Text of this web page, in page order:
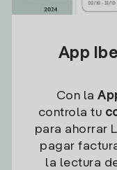
App
Con la
controla tu
para ahorrar
pagar
la lectura